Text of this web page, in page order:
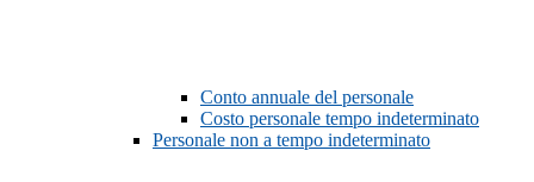
Conto annuale del personale
Costo personale tempo indeterminato
Personale non a tempo indeterminato